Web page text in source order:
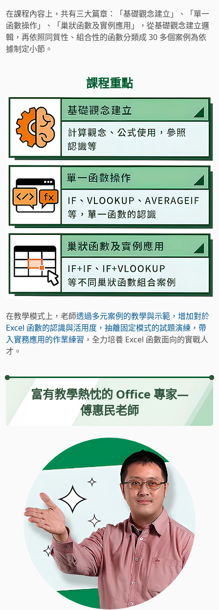
在課程內容上，共有三大篇章：「基礎觀念建立」、「單一
函數操作」、「巢狀函數及實例應用」，從基礎觀念建立邏
輯，再依照同質性、組合性的函數分類成 30 多個案例為依
據制定小節。
課程重點
在教學模式上，老師透過多元案例的教學與示範，增加對於
Excel 函數的認識與活用度，抽離固定模式的試題演練，帶
入實務應用的作業練習 ，全力培養 Excel 函數面向的實戰人
才。
富有教學熱忱的 Office 專家—
傅惠民老師